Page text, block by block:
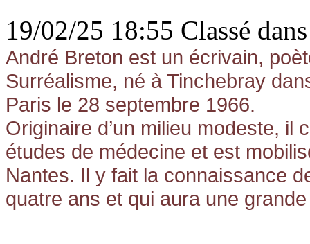
19/02/25 18:55 Classé
André Breton est un écrivain,
Surréalisme, né à Tinchebray
Paris le 28 septembre 1966.
Originaire d’un milieu modeste,
études de médecine et est
Nantes. Il y fait la connaissance
quatre ans et qui aura une